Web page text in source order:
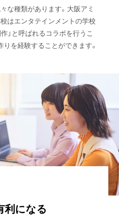
な種類があります。大阪アミ
はエンタテインメントの学校
」と呼ばれるコラボを行うこ
りを経験することができます。
利になる